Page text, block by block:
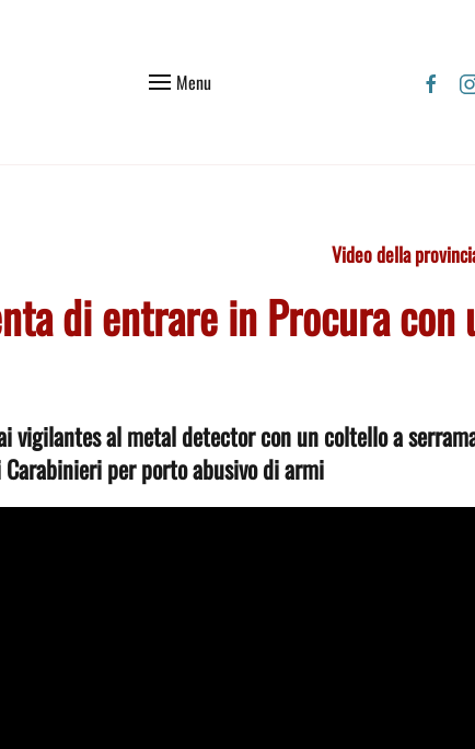
Menu
Video della
di entrare in Procura
vigilantes al metal detector con un coltello a
per porto abusivo di armi